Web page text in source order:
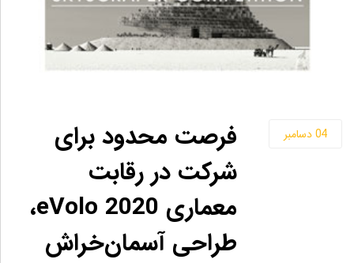
04دسامبر
فرصت محدود برای
شرکت در رقابت
معماری 2020 eVolo،
طراحی آسمان‌خراش